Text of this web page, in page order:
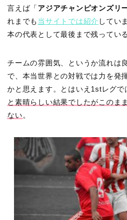
言えば「 アジアチャンピオンズリ
れまでも 当サイトでは紹介 してい
本の代表として最後まで残ってい
チームの雰囲気、というか流れは
で、本当世界との対戦では力を発
かと思えます。とはいえ1stレグ
と素晴らしい結果でしたがこのま
ない。